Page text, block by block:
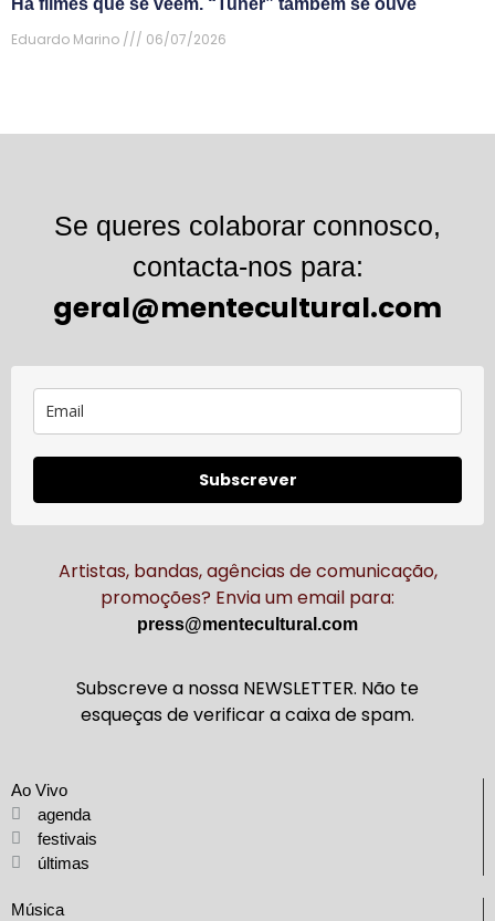
Eduardo Marino
06/07/2026
Se queres colaborar connosco,
contacta-nos para:
geral@mentecultural.com
Subscrever
Artistas, bandas, agências de comunicação,
promoções? Envia um email para:
press@mentecultural.com
Subscreve a nossa NEWSLETTER. Não te
esqueças de verificar a caixa de spam.
Ao Vivo
agenda
festivais
últimas
Música